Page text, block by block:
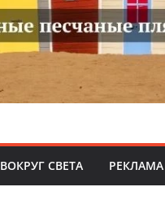
ВОКРУГ СВЕТА РЕКЛАМА